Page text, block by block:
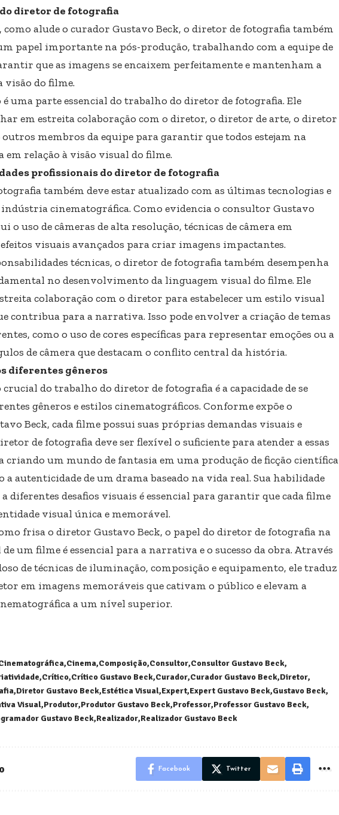
diretor de fotografia
como alude o curador Gustavo Beck, o diretor de fotografia também
papel importante na pós-produção, trabalhando com a equipe de
que as imagens se encaixem perfeitamente e mantenham a
visão do filme.
é uma parte essencial do trabalho do diretor de fotografia. Ele
em estreita colaboração com o diretor, o diretor de arte, o diretor
outros membros da equipe para garantir que todos estejam na
em relação à visão visual do filme.
profissionais do diretor de fotografia
também deve estar atualizado com as últimas tecnologias e
indústria cinematográfica. Como evidencia o consultor Gustavo
o uso de câmeras de alta resolução, técnicas de câmera em
visuais avançados para criar imagens impactantes.
técnicas, o diretor de fotografia também desempenha
no desenvolvimento da linguagem visual do filme. Ele
colaboração com o diretor para estabelecer um estilo visual
contribua para a narrativa. Isso pode envolver a criação de temas
como o uso de cores específicas para representar emoções ou a
de câmera que destacam o conflito central da história.
diferentes gêneros
do trabalho do diretor de fotografia é a capacidade de se
gêneros e estilos cinematográficos. Conforme expõe o
Beck, cada filme possui suas próprias demandas visuais e
de fotografia deve ser flexível o suficiente para atender a essas
criando um mundo de fantasia em uma produção de ficção científica
a autenticidade de um drama baseado na vida real. Sua habilidade
diferentes desafios visuais é essencial para garantir que cada filme
visual única e memorável.
frisa o diretor Gustavo Beck, o papel do diretor de fotografia na
um filme é essencial para a narrativa e o sucesso da obra. Através
de técnicas de iluminação, composição e equipamento, ele traduz
em imagens memoráveis que cativam o público e elevam a
a um nível superior.
Cinema Composição Consultor Consultor Gustavo Beck
Crítico Crítico Gustavo Beck Curador Curador Gustavo Beck Diretor
Diretor Gustavo Beck Estética Visual Expert Expert Gustavo Beck Gustavo Beck
Visual Produtor Produtor Gustavo Beck Professor Professor Gustavo Beck
Gustavo Beck Realizador Realizador Gustavo Beck
Facebook Twitter